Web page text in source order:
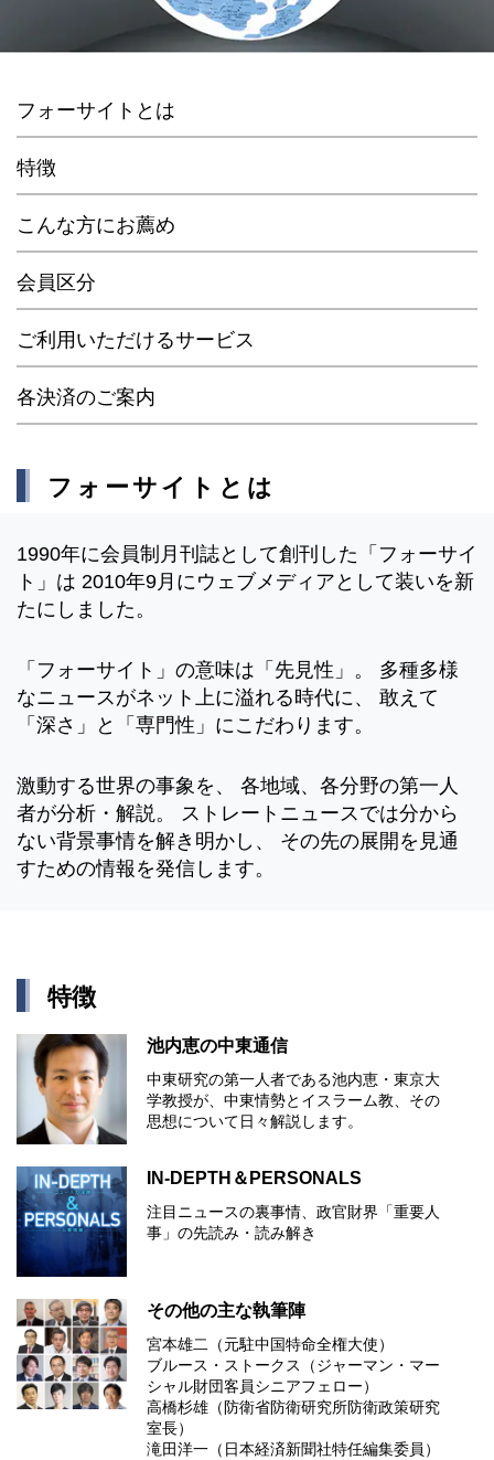
フォーサイトとは
特徴
こんな方にお薦め
会員区分
ご利用いただけるサービス
各決済のご案内
フォーサイトとは
1990年に会員制月刊誌として創刊した「フォーサイ
ト」は 2010年9月にウェブメディアとして装いを新
たにしました。
「フォーサイト」の意味は「先見性」。 多種多様
なニュースがネット上に溢れる時代に、 敢えて
「深さ」と「専門性」にこだわります。
激動する世界の事象を、 各地域、各分野の第一人
者が分析・解説。 ストレートニュースでは分から
ない背景事情を解き明かし、 その先の展開を見通
すための情報を発信します。
特徴
池内恵の中東通信
中東研究の第⼀⼈者である池内恵・東京⼤
学教授が、中東情勢とイスラーム教、その
思想について⽇々解説します。
IN-DEPTH＆PERSONALS
注目ニュースの裏事情、政官財界「重要人
事」の先読み・読み解き
その他の主な執筆陣
宮本雄二（元駐中国特命全権大使）
ブルース・ストークス（ジャーマン・マー
シャル財団客員シニアフェロー）
高橋杉雄（防衛省防衛研究所防衛政策研究
室長）
滝田洋一（日本経済新聞社特任編集委員）